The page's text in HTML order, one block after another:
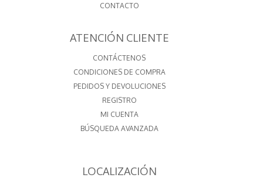
CONTACTO
ATENCIÓN CLIENTE
CONTÁCTENOS
CONDICIONES DE COMPRA
PEDIDOS Y DEVOLUCIONES
REGISTRO
MI CUENTA
BÚSQUEDA AVANZADA
LOCALIZACIÓN